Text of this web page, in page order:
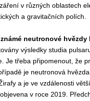
v různých oblastech
a gravitačních polích.
neutronové hvězdy
výsledky studia
Je třeba připomenout, že
je neutronová
a je ve vzdálenosti
v roce 2019.